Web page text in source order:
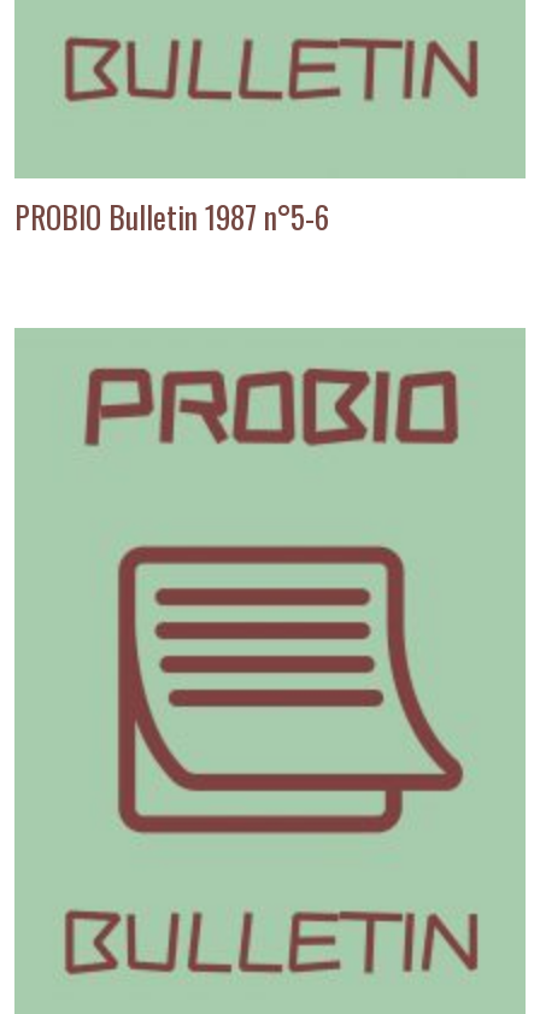
PROBIO Bulletin 1987 n°5-6